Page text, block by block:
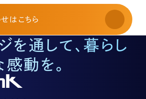
い合わせ
るお問い合わせ
問い合わせ
問い合わせ
はまらない案件等
はこちら
を通して、暮らし
動を。